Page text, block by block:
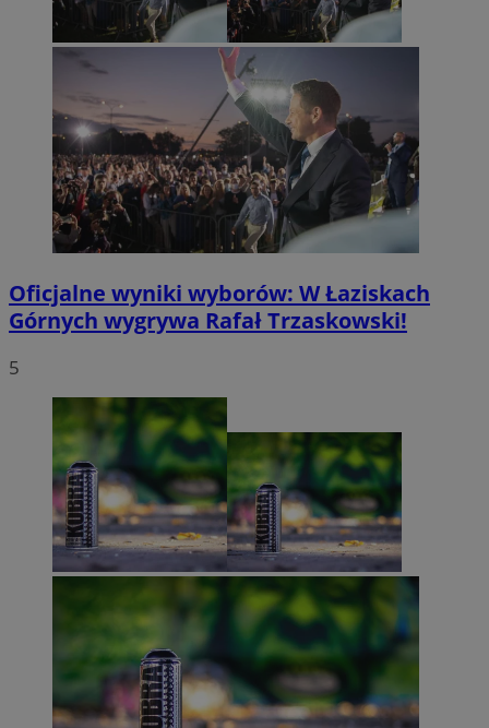
Oficjalne wyniki wyborów: W Łaziskach
Górnych wygrywa Rafał Trzaskowski!
5